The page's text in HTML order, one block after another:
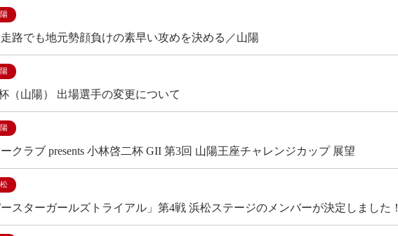
路でも地元勢顔負けの素早い攻めを決める／山陽
（山陽） 出場選手の変更について
クラブ presents 小林啓二杯 GII 第3回 山陽王座チャレンジカップ 展望
ースターガールズトライアル」第4戦 浜松ステージのメンバーが決定しました！